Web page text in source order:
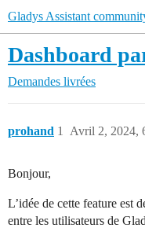
Gladys Assistant
Dashboard
Demandes livrées
prohand Avril 2, 2024,
1
Bonjour,
L’idée de cette feature est
entre les utilisateurs de